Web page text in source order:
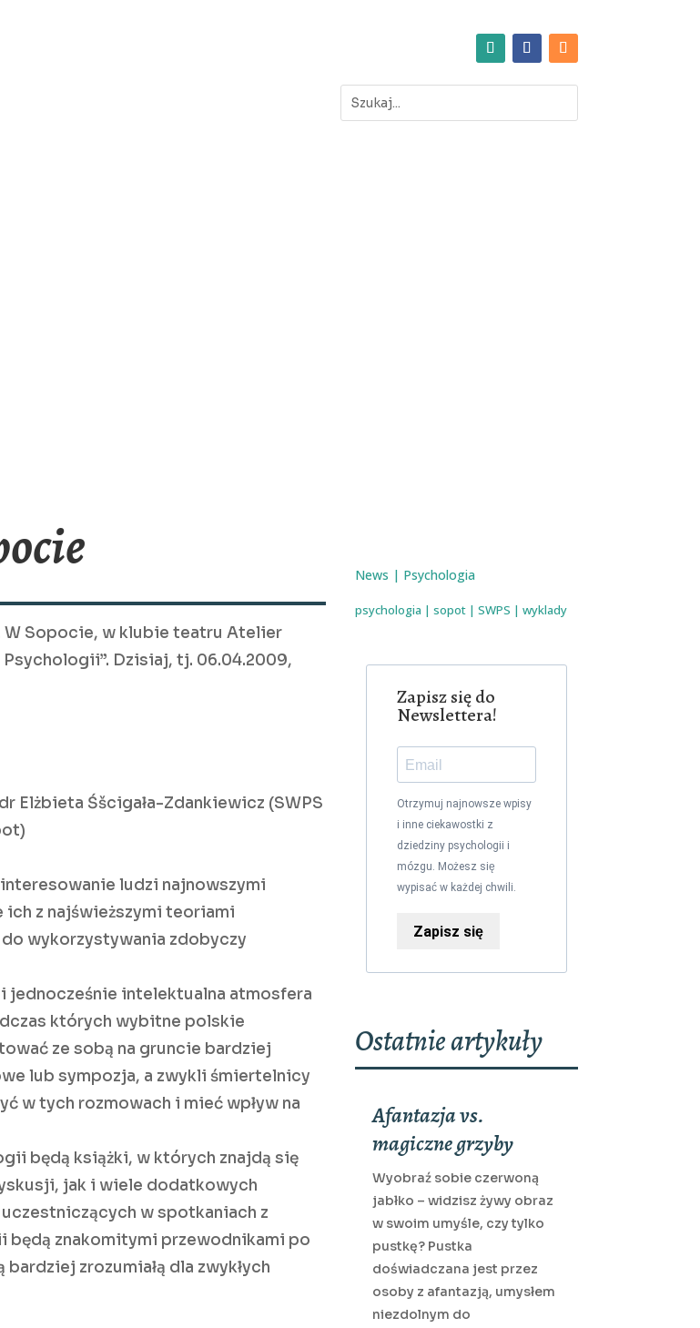
W Sopocie, w klubie teatru Atelier
Dzisiaj, tj. 06.04.2009,
Elżbieta Śšcigała-Zdankiewicz (SWPS
ludzi najnowszymi
ich z najświeższymi teoriami
wykorzystywania zdobyczy
jednocześnie intelektualna atmosfera
których wybitne polskie
ze sobą na gruncie bardziej
lub sympozja, a zwykli śmiertelnicy
w tych rozmowach i mieć wpływ na
będą książki, w których znajdą się
jak i wiele dodatkowych
w spotkaniach z
będą znakomitymi przewodnikami po
zrozumiałą dla zwykłych
News | Psychologia
psychologia | sopot| SWPS | wyklady
Zapisz się do
Newslettera!
Otrzymuj najnowsze wpisy
i inne ciekawostki z
dziedziny psychologii i
mózgu. Możesz się
wypisać w każdej chwili.
Zapisz się
Ostatnie artykuły
Afantazja vs.
magiczne grzyby
Wyobraź sobie czerwoną
jabłko – widzisz żywy obraz
w swoim umyśle, czy tylko
pustkę? Pustka
doświadczana jest przez
osoby z afantazją, umysłem
niezdolnym do